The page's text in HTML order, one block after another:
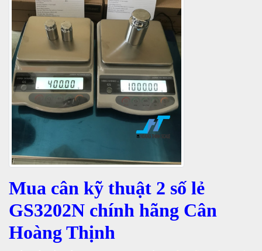
Mua cân kỹ thuật 2 số lẻ
GS3202N chính hãng Cân
Hoàng Thịnh